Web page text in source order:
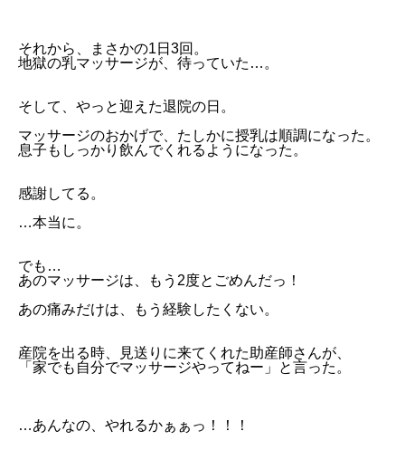
それから、まさかの1日3回。
地獄の乳マッサージが、待っていた…。
そして、やっと迎えた退院の日。
マッサージのおかげで、たしかに授乳は順調になった。
息子もしっかり飲んでくれるようになった。
感謝してる。
…本当に。
でも…
あのマッサージは、もう2度とごめんだっ！
あの痛みだけは、もう経験したくない。
産院を出る時、見送りに来てくれた助産師さんが、
「家でも自分でマッサージやってねー」と言った。
…あんなの、やれるかぁぁっ！！！